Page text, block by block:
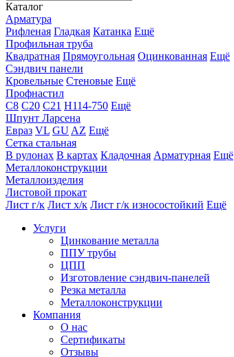
Каталог
Арматура
Рифленая Гладкая Катанка Ещё
Профильная труба
Квадратная Прямоугольная Оцинкованная Ещё
Сэндвич панели
Кровельные Стеновые Ещё
Профнастил
С8 С20 С21 Н114-750 Ещё
Шпунт Ларсена
Евраз VL GU AZ Ещё
Сетка стальная
В рулонах В картах Кладочная Арматурная Ещё
Металлоконструкции
Металлоизделия
Листовой прокат
Лист г/к Лист х/к Лист г/к износостойкий Ещё
Услуги
Цинкование металла
ППУ трубы
ЦПП
Изготовление сэндвич-панелей
Резка металла
Металлоконструкции
Компания
О нас
Сертификаты
Отзывы